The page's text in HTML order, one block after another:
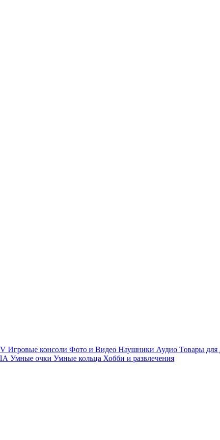
Игровые консоли Фото и Видео Наушники Аудио Товары для
Умные очки Умные кольца Хобби и развлечения